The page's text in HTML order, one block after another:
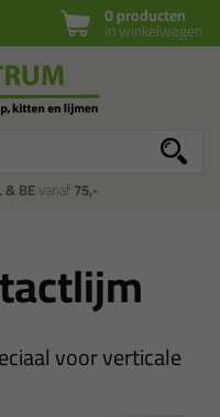
0 producten
in winkelwagen
& BEvanaf75,-
voor verticale